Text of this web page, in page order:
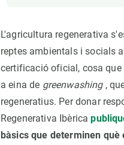
L'agricultura regenerativa
reptes ambientals i socials
certificació oficial, cosa que
a eina de greenwashing,
regeneratius. Per donar
Regenerativa Ibèrica
bàsics que determinen